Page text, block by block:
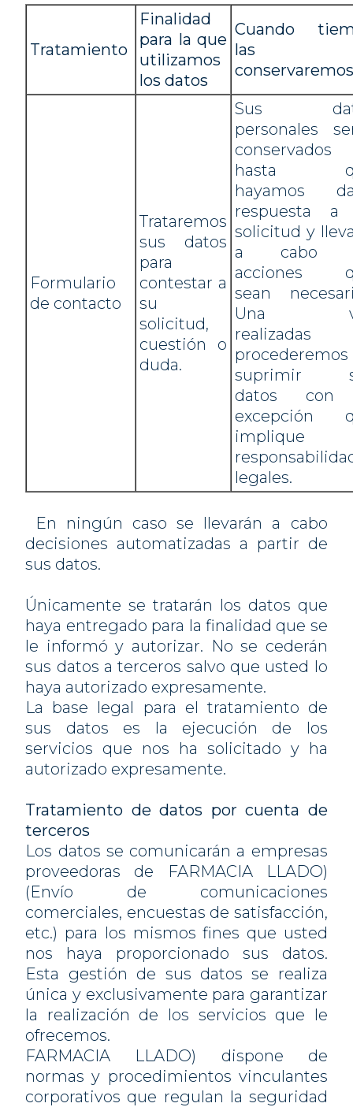
Tratamiento
Finalidad
para la que
utilizamos
los datos
Cuando
las
Formulario
de contacto
Trataremos
sus datos
para
contestar a
su
solicitud,
cuestión o
duda.
Sus
personales
conservados
hasta
hayamos
respuesta a
solicitud y
a cabo
acciones
sean
Una
realizadas
suprimir
datos con
excepción
implique
legales.
En ningún caso se llevarán a cabo
decisiones automatizadas a partir de
sus datos.
Únicamente se tratarán los datos que
haya entregado para la finalidad que se
le informó y autorizar. No se cederán
sus datos a terceros salvo que usted lo
haya autorizado expresamente.
La base legal para el tratamiento de
sus datos es la ejecución de los
servicios que nos ha solicitado y ha
autorizado expresamente.
Tratamiento de datos por cuenta de
terceros
Los datos se comunicarán a empresas
proveedoras de FARMACIA LLADO)
(Envío de comunicaciones
comerciales, encuestas de satisfacción,
etc.) para los mismos fines que usted
nos haya proporcionado sus datos.
Esta gestión de sus datos se realiza
única y exclusivamente para garantizar
la realización de los servicios que le
ofrecemos.
FARMACIA LLADO) dispone de
normas y procedimientos vinculantes
corporativos que regulan la seguridad